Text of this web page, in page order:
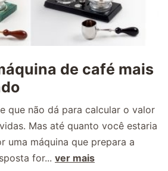
de café mais
que não dá para calcular o valor
Mas até quanto você estaria
uma máquina que prepara a
for... ver mais